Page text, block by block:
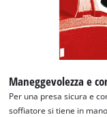
Maneggevolezza e
Per una presa sicura e
soffiatore si tiene in